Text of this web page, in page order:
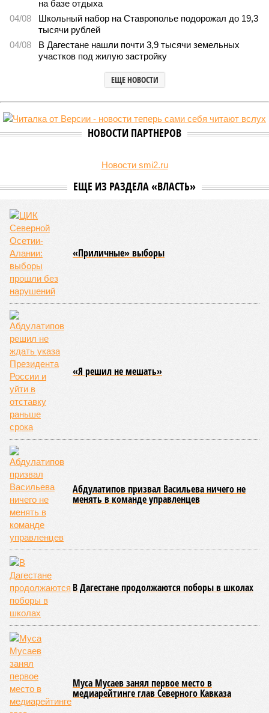
В Дагестане после ливней 18 сёл остаются без транспортного сообщения
(фото: Министерство транспорта и дорожного хозяйства Республики
Министерство транспорта Республики Дагестан обнародовало
актуальную сводку о ходе ликвидации последствий мощных
Согласно официальным данным на 13 июля, дорожным
службам удалось восстановить транспортное сообщение
на 17 ранее пострадавших участках автомобильных дорог,
транспортной блокаде.
Напомним, что мощнейшие дожди, прошедшие 8 июля,
нанесли колоссальный урон дорожной инфраструктуре, в
результате чего на пике разгула стихии без связи с
внешним миром оказались жители 53 сёл. К 12 июля эта
цифра сократилась до 23, и сейчас в профильном
ведомстве фиксируют дальнейшее улучшение обстановки.
В Агульском районе вследствие частичного обрушения
каменно-арочного моста полностью прервано сообщение с
селом Буршаг, и возобновить движение там рассчитывают
лишь к 17 июля.
В Гунибском районе на стратегической дороге «Гуниб –
Кумух» бурные потоки полностью уничтожили подъездные
пути к мостовому переходу, в результате чего от внешнего
мира оказались отрезаны сразу шесть населённых
пунктов. Ещё четыре посёлка лишились транспортного
сообщения в Лакском районе, где в настоящий момент
функционирует временная схема движения.
На региональной трассе «Мамраш – Ташкапур –
Араканский мост», пролегающей по Гергебильскому району,
водная стихия размыла дорожное полотно на семи
различных отрезках, и весь автомобильный поток был
вынужденно пущен по альтернативным маршрутам до тех
пор, пока не спадёт уровень воды в реке Кара-Койсу, что
ожидается не ранее 17 июля.
В Дахадаевском районе транспортное сообщение с одним
из сёл прервано из-за масштабного оползня, сошедшего на
проезжую часть дороги Ашты – Дирбакмахи, и открыть
движение там планируют лишь 18 июля. В Рутульском
районе без транспортного сообщения продолжают
оставаться ещё три населённых пункта.
В Тляратинском районе специалистам удалось наладить
сообщение с семью сёлами по временной схеме. В
Унцукульском районе движение по-прежнему полностью